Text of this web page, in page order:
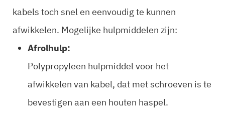
kabels toch snel en eenvoudig te kunnen
afwikkelen. Mogelijke hulpmiddelen zijn:
Afrolhulp:
Polypropyleen hulpmiddel voor het
afwikkelen van kabel, dat met schroeven is te
bevestigen aan een houten haspel.